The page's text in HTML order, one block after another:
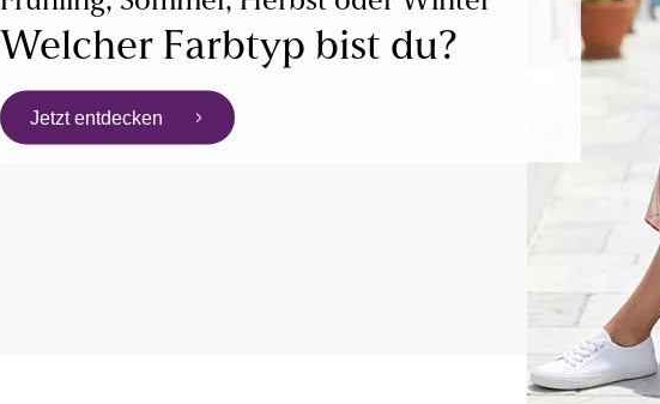
Welcher Farbtyp bist du?
Jetzt entdecken